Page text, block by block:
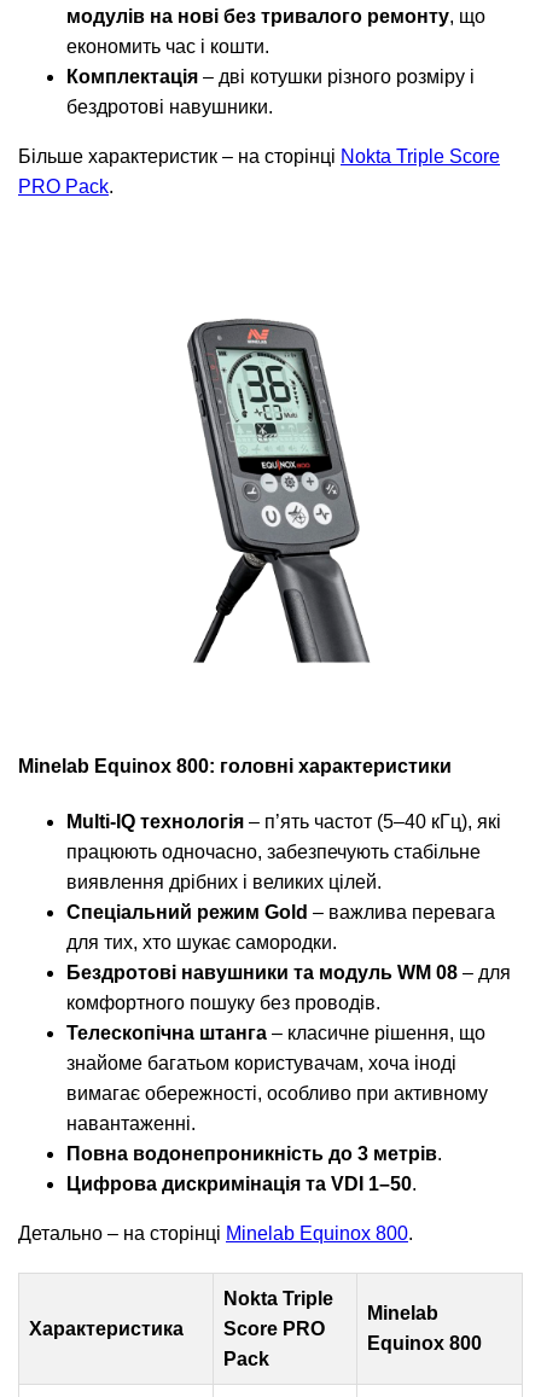
модулів на нові без тривалого ремонту, що
економить час і кошти.
Комплектація – дві котушки різного розміру і
бездротові навушники.
Більше характеристик – на сторінці Nokta Triple Score
PRO Pack.
Minelab Equinox 800: головні характеристики
Multi-IQ технологія – п’ять частот (5–40 кГц), які
працюють одночасно, забезпечують стабільне
виявлення дрібних і великих цілей.
Спеціальний режим Gold – важлива перевага
для тих, хто шукає самородки.
Бездротові навушники та модуль WM 08 – для
комфортного пошуку без проводів.
Телескопічна штанга – класичне рішення, що
знайоме багатьом користувачам, хоча іноді
вимагає обережності, особливо при активному
навантаженні.
Повна водонепроникність до 3 метрів.
Цифрова дискримінація та VDI 1–50.
Детально – на сторінці Minelab Equinox 800.
Характеристика
Nokta Triple
Score PRO
Pack
Minelab
Equinox 800